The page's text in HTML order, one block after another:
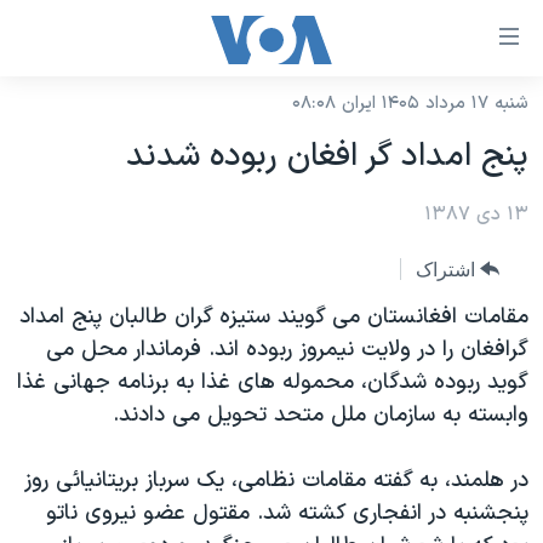
لینکهای
دسترسی
جهش
محتوای
جهش
به
صفحه
اصلی
جهش
جستجو
نسخه سبک وب‌سایت
موضوع ها
ایران
آمریکا
جهان
ورزشی
ویژه برنامه‌ها
ویدیوها
برنامه های تلویزیونی
جدول برنامه ها
صفحه‌های ویژه
جام جهانی ۲۰۲۶
۲۵۰سالگی آمریکا
بایگانی برنامه‌های تلویزیونی
فرکانس‌های صدای آمریکا
پخش رادیویی
یادگیری زبان انگلیسی
شنبه ۱۷ مرداد ۱۴۰۵ ایران ۰۸:۰۸
پنج امداد گر افغان ربوده شدند
۱۳ دی ۱۳۸۷
اشتراک
مقامات افغانستان می گویند ستیزه گران طالبان پنج امداد
گرافغان را در ولایت نیمروز ربوده اند. فرماندار محل می
گوید ربوده شدگان، محموله های غذا به برنامه جهانی غذا
وابسته به سازمان ملل متحد تحویل می دادند.
در هلمند، به گفته مقامات نظامی، یک سرباز بریتانیائی روز
پنجشنبه در انفجاری کشته شد. مقتول عضو نیروی ناتو